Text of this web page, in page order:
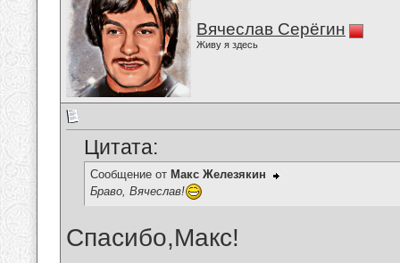
Вячеслав Серёгин
Живу я здесь
Цитата:
Сообщение от Макс Железякин
Браво, Вячеслав!
Спасибо,Макс!